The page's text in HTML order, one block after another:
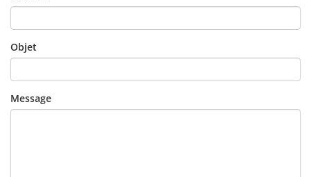
Objet
Message